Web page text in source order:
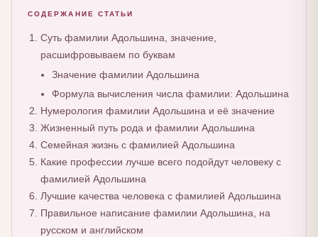
СОДЕРЖАНИЕ СТАТЬИ
Суть фамилии Адольшина, значение,
расшифровываем по буквам
Значение фамилии Адольшина
Формула вычисления числа фамилии: Адольшина
Нумерология фамилии Адольшина и её значение
Жизненный путь рода и фамилии Адольшина
Семейная жизнь с фамилией Адольшина
Какие профессии лучше всего подойдут человеку с
фамилией Адольшина
Лучшие качества человека с фамилией Адольшина
Правильное написание фамилии Адольшина, на
русском и английском